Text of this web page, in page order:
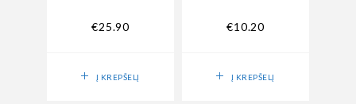
Į KREPŠELĮ
€25.90
Į KREPŠELĮ
€10.20